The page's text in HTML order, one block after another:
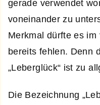
gerade verwendet
voneinander zu
Merkmal dürfte es
bereits fehlen. Denn
„Leberglück“ ist zu
Die Bezeichnung